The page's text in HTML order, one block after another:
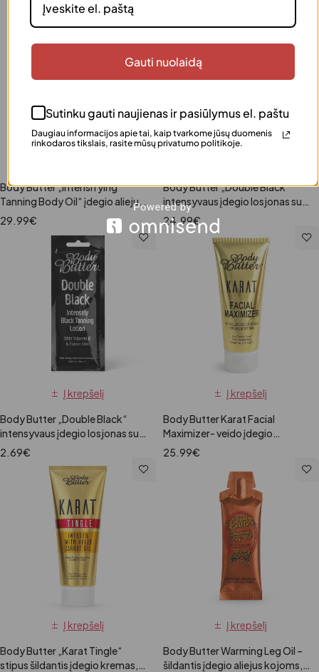
Body Butter „Intensifying
Tanning Body Oil“ įdegio aliejus,
180 ml
29.99€
Body Butter „Double Black“
intensyvaus įdegio losjonas su
bronzantais, 180ml
24.99€
Į krepšelį
Body Butter „Double Black“
intensyvaus įdegio losjonas su
bronzantais, 15ml
2.69€
Į krepšelį
Body Butter Karat Facial
Maximizer- veido įdegio
losjonas, 100 ml
25.99€
Į krepšelį
Body Butter „Karat Tingle“
stipus šildantis įdegio kremas,
Į krepšelį
Body Butter Warming Leg Oil –
šildantis įdegio aliejus kojoms,
Gauti nuolaidą
Sutinku gauti naujienas ir pasiūlymus el. paštu
Daugiau informacijos apie tai, kaip tvarkome jūsų duomenis
rinkodaros tikslais, rasite mūsų privatumo politikoje.